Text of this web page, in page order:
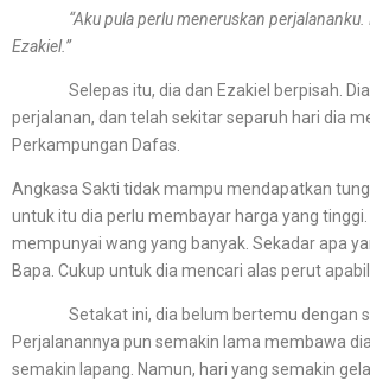
“Aku pula perlu meneruskan perjalananku.
Ezakiel.”
Selepas itu, dia dan Ezakiel berpisah. Dia
perjalanan, dan telah sekitar separuh hari dia
Perkampungan Dafas.
Angkasa Sakti tidak mampu mendapatkan
untuk itu dia perlu membayar harga yang
mempunyai wang yang banyak. Sekadar apa
Bapa. Cukup untuk dia mencari alas perut
Setakat ini, dia belum bertemu dengan
Perjalanannya pun semakin lama membawa
semakin lapang. Namun, hari yang semakin